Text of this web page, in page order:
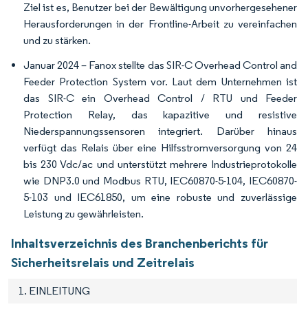
Ziel ist es, Benutzer bei der Bewältigung unvorhergesehener
Herausforderungen in der Frontline-Arbeit zu vereinfachen
und zu stärken.
Januar 2024 – Fanox stellte das SIR-C Overhead Control and
Feeder Protection System vor. Laut dem Unternehmen ist
das SIR-C ein Overhead Control / RTU und Feeder
Protection Relay, das kapazitive und resistive
Niederspannungssensoren integriert. Darüber hinaus
verfügt das Relais über eine Hilfsstromversorgung von 24
bis 230 Vdc/ac und unterstützt mehrere Industrieprotokolle
wie DNP3.0 und Modbus RTU, IEC60870-5-104, IEC60870-
5-103 und IEC61850, um eine robuste und zuverlässige
Leistung zu gewährleisten.
Inhaltsverzeichnis des Branchenberichts für
Sicherheitsrelais und Zeitrelais
1. EINLEITUNG